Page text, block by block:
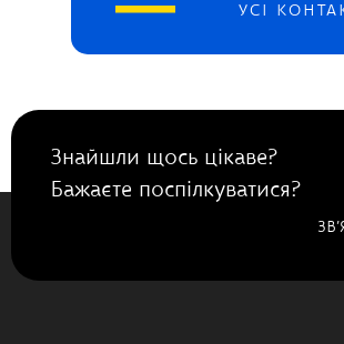
УСІ
Знайшли щось цікаве?
Бажаєте поспілкуватися?